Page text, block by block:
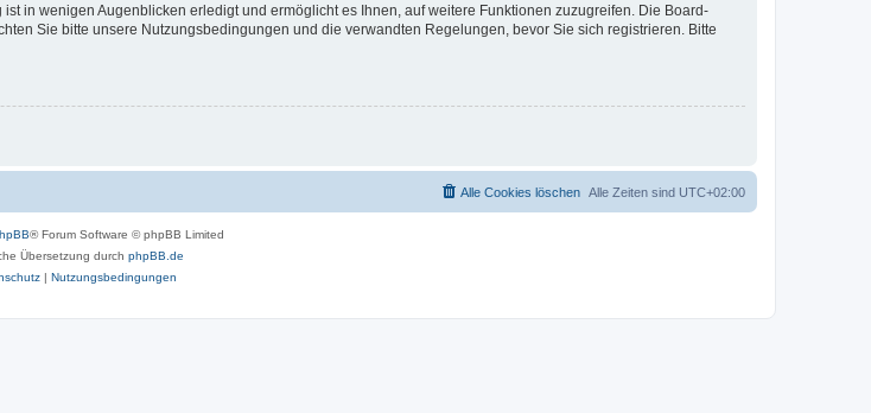
in wenigen Augenblicken erledigt und ermöglicht es Ihnen, auf weitere Funktionen zuzugreifen. Die Board-
Sie bitte unsere Nutzungsbedingungen und die verwandten Regelungen, bevor Sie sich registrieren. Bitte
Alle Zeiten sind UTC+02:00
Alle Cookies löschen
® Forum Software © phpBB Limited
Übersetzung durch phpBB.de
| Nutzungsbedingungen